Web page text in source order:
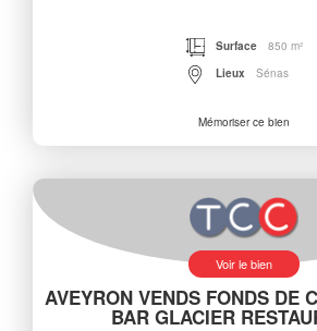
Surface
850 m²
Lieux
Sénas
Mémoriser ce bien
Voir le bien
AVEYRON VENDS FONDS DE
BAR GLACIER